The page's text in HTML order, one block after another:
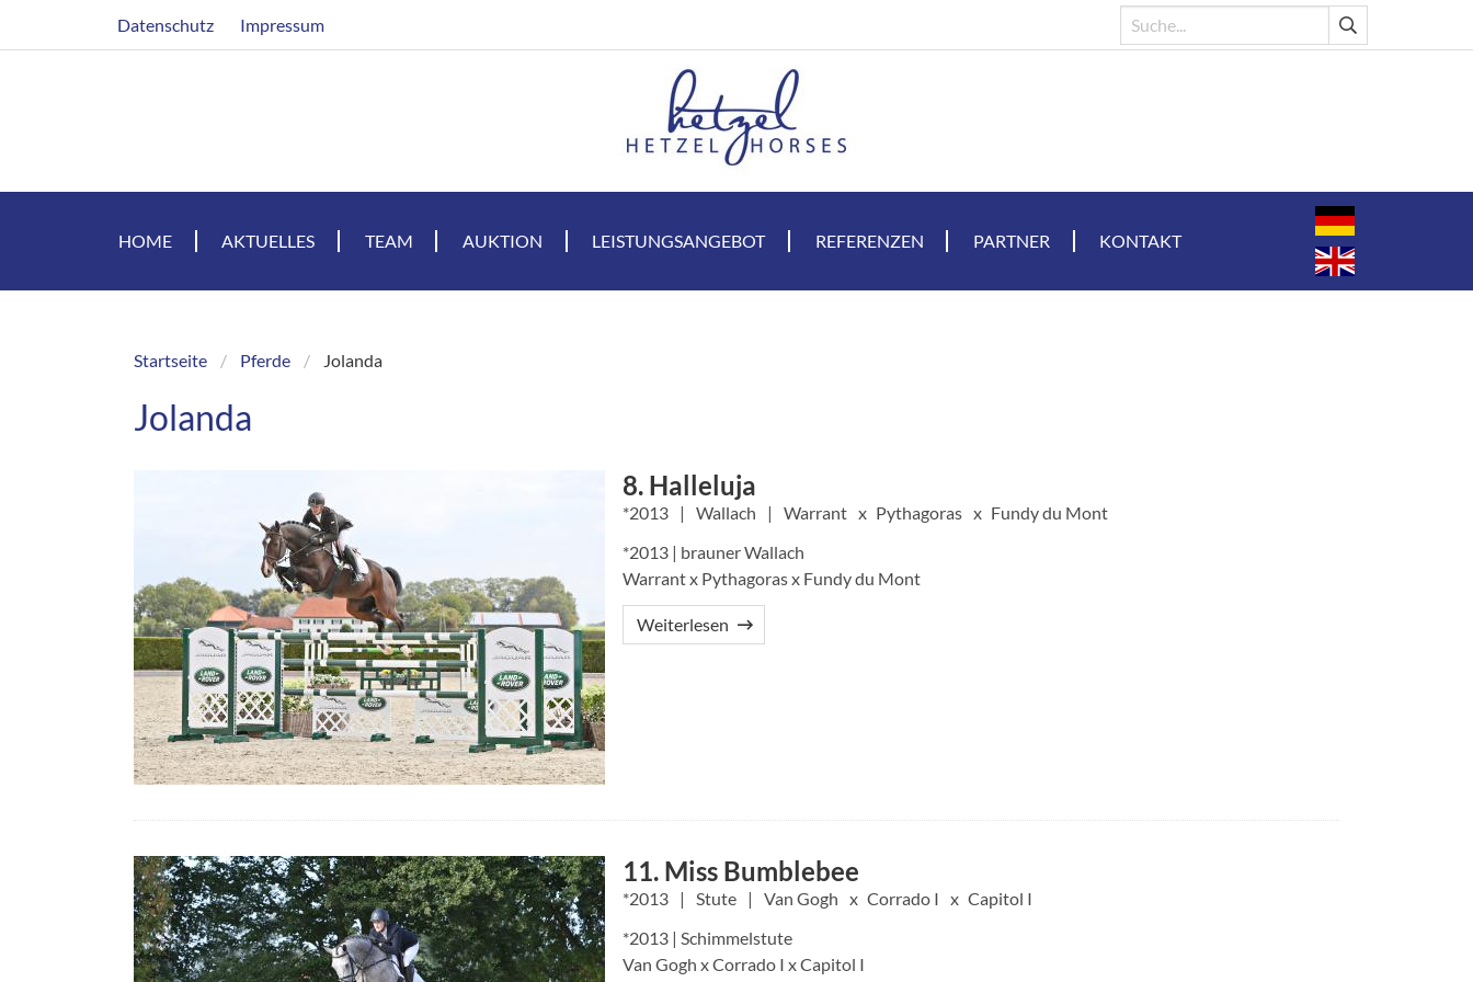
Datenschutz Impressum
HOME AKTUELLES TEAM AUKTION LEISTUNGSANGEBOT REFERENZEN PARTNER KONTAKT
Breadcrumb
Startseite Pferde Jolanda
Jolanda
8. Halleluja
2013 Wallach Warrant Pythagoras
Fundy du Mont
*2013 | brauner Wallach
Warrant x Pythagoras x Fundy du Mont
Weiterlesen
11. Miss Bumblebee
2013 Stute Van Gogh Corrado I
Capitol I
*2013 | Schimmelstute
Van Gogh x Corrado I x Capitol I